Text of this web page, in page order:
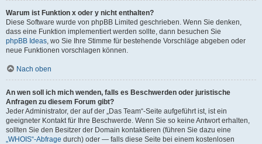
Warum ist Funktion x oder y nicht enthalten?
Diese Software wurde von phpBB Limited geschrieben. Wenn Sie denken,
dass eine Funktion implementiert werden sollte, dann besuchen Sie
phpBB Ideas, wo Sie Ihre Stimme für bestehende Vorschläge abgeben oder
neue Funktionen vorschlagen können.
Nach oben
An wen soll ich mich wenden, falls es Beschwerden oder juristische
Anfragen zu diesem Forum gibt?
Jeder Administrator, der auf der „Das Team“-Seite aufgeführt ist, ist ein
geeigneter Kontakt für Ihre Beschwerde. Wenn Sie so keine Antwort erhalten,
sollten Sie den Besitzer der Domain kontaktieren (führen Sie dazu eine
„WHOIS“-Abfrage durch) oder — falls diese Seite bei einem kostenlosen